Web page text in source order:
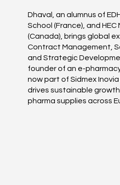
Dhaval, an alumnus of
School (France), and HEC
(Canada), brings global
Contract Management,
and Strategic
founder of an e-
now part of Sidmex Inovia
drives sustainable
pharma supplies across